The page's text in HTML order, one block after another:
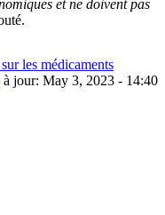
et ne doivent pas
les médicaments
à jour: May 3, 2023 - 14:40